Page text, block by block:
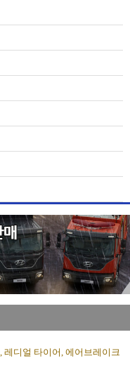
레디얼 타이어 에어브레이크